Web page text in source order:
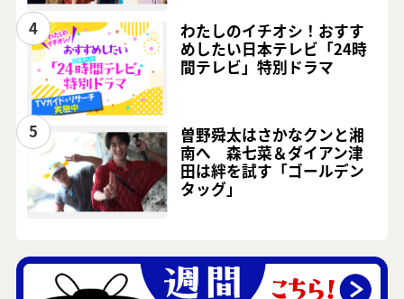
4
わたしのイチオシ！おすす
めしたい日本テレビ「24時
間テレビ」特別ドラマ
5
曽野舜太はさかなクンと湘
南へ 森七菜＆ダイアン津
田は絆を試す「ゴールデン
タッグ」